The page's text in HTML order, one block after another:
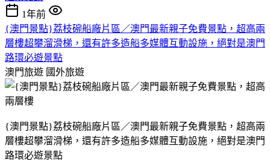
1年前
{澳門景點}荔枝碗船廠片區／澳門最新親子免費景點，超高兩
層樓超攀溜滑梯，還有許多造船多媒體互動設施，絕對是澳門
路環必遊景點
澳門旅遊 國外旅遊
{澳門景點}荔枝碗船廠片區／澳門最新親子免費景點，超高兩
層樓超攀溜滑梯，還有許多造船多媒體互動設施，絕對是澳門
路環必遊景點